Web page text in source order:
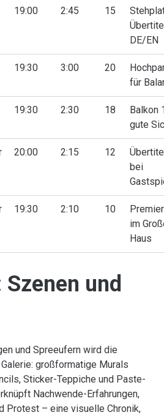
19:00 2:45 15
DE/EN
19:30 3:00 20
für
19:30 2:30 18
Balkon
gute
20:00 2:15 12
bei
19:30 2:10 10
im
Haus
und
und Spreeufern wird die
großformatige Murals
Sticker-Teppiche und Paste-
Nachwende-Erfahrungen,
Protest – eine visuelle Chronik,